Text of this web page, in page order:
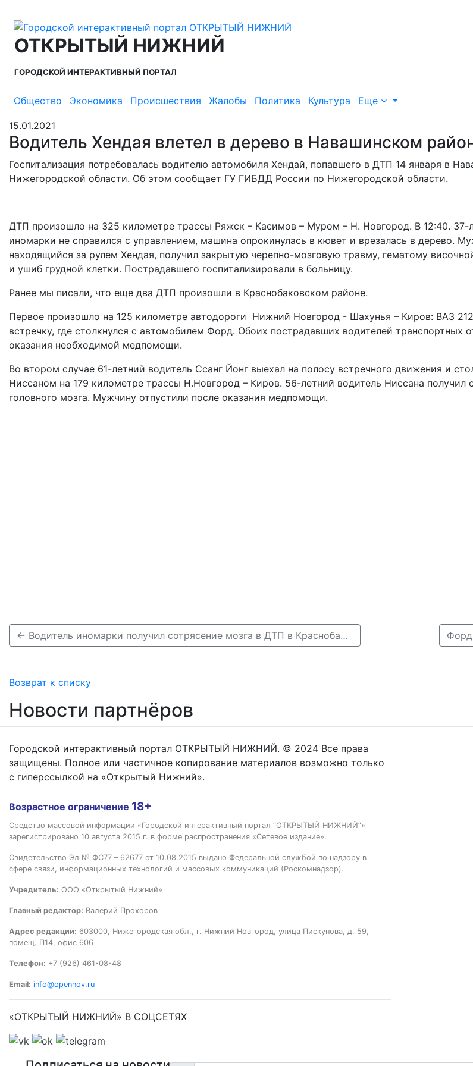
ОТКРЫТЫЙ НИЖНИЙ
ГОРОДСКОЙ ИНТЕРАКТИВНЫЙ ПОРТАЛ
Общество Экономика Происшествия Жалобы Политика Культура Еще
15.01.2021
Водитель Хендая влетел в дерево в Навашинском
Госпитализация потребовалась водителю автомобиля Хендай, попавшего в ДТП 14 января в
Нижегородской области. Об этом сообщает ГУ ГИБДД России по Нижегородской области.
ДТП произошло на 325 километре трассы Ряжск – Касимов – Муром – Н. Новгород. В 12:40. 37-
иномарки не справился с управлением, машина опрокинулась в кювет и врезалась в дерево.
находящийся за рулем Хендая, получил закрытую черепно-мозговую травму, гематому
и ушиб грудной клетки. Пострадавшего госпитализировали в больницу.
Ранее мы писали, что еще два ДТП произошли в Краснобаковском районе.
Первое произошло на 125 километре автодороги Нижний Новгород - Шахунья – Киров: ВАЗ
встречку, где столкнулся с автомобилем Форд. Обоих пострадавших водителей транспортных
оказания необходимой медпомощи.
Во втором случае 61-летний водитель Ссанг Йонг выехал на полосу встречного движения и
Ниссаном на 179 километре трассы Н.Новгород – Киров. 56-летний водитель Ниссана получил
головного мозга. Мужчину отпустили после оказания медпомощи.
← Водитель иномарки получил сотрясение мозга в ДТП в Краснобаковском районе
Возврат к списку
Новости партнёров
Городской интерактивный портал ОТКРЫТЫЙ НИЖНИЙ. © 2024 Все права
защищены. Полное или частичное копирование материалов возможно только
с гиперссылкой на «Открытый Нижний».
Возрастное ограничение 18+
Средство массовой информации «Городской интерактивный портал “ОТКРЫТЫЙ НИЖНИЙ”»
зарегистрировано 10 августа 2015 г. в форме распространения «Сетевое издание».
Свидетельство Эл № ФС77 – 62677 от 10.08.2015 выдано Федеральной службой по надзору в
сфере связи, информационных технологий и массовых коммуникаций (Роскомнадзор).
Учредитель: ООО «Открытый Нижний»
Главный редактор: Валерий Прохоров
Адрес редакции: 603000, Нижегородская обл., г. Нижний Новгород, улица Пискунова, д. 59,
помещ. П14, офис 606
Телефон: +7 (926) 461-08-48
Email: info@opennov.ru
«ОТКРЫТЫЙ НИЖНИЙ» В СОЦСЕТЯХ